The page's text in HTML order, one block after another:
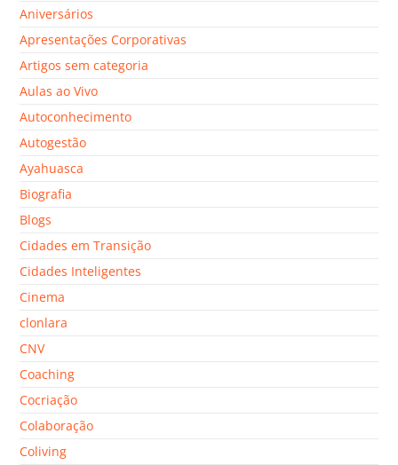
Aniversários
Apresentações Corporativas
Artigos sem categoria
Aulas ao Vivo
Autoconhecimento
Autogestão
Ayahuasca
Biografia
Blogs
Cidades em Transição
Cidades Inteligentes
Cinema
clonlara
CNV
Coaching
Cocriação
Colaboração
Coliving